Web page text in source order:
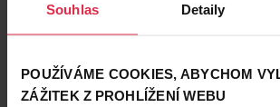
Souhlas Detaily
POUŽÍVÁME COOKIES, ABYCHOM
ZÁŽITEK Z PROHLÍŽENÍ WEBU